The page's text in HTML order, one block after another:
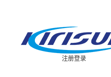
注册登录